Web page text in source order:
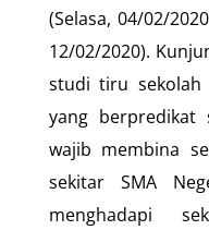
(Selasa, 04/02/
12/02/2020).
studi tiru sekolah
yang berpredikat
wajib membina
sekitar SMA
menghadapi